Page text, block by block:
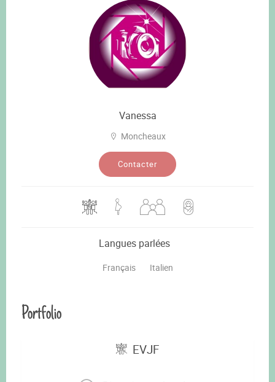
Vanessa
Moncheaux
Contacter
Langues parlées
Français Italien
Portfolio
EVJF